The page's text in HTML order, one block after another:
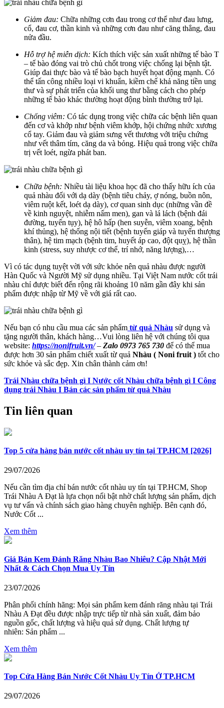
Giảm đau: Chữa những cơn đau trong cơ thể như đau lưng,
cổ, đau cơ, thần kinh và những cơn đau như căng thẳng, đau
nửa đầu.
Hỗ trợ hệ miễn dịch: Kích thích việc sản xuất những tế bào T
– tế bào đóng vai trò chủ chốt trong việc chống lại bệnh tật.
Giúp đai thực bào và tế bào bạch huyết họat động mạnh. Có
thể tấn công nhiều loại vi khuẩn, kiềm chế khả năng tiền ung
thư và sự phát triển của khối ung thư bằng cách cho phép
những tế bào khác thường hoạt động bình thường trở lại.
Chống viêm: Có tác dụng trong việc chữa các bệnh liên quan
đến cơ và khớp như bệnh viêm khớp, hội chứng nhức xương
cổ tay. Giảm đau và giảm sưng vết thương với triệu chứng
như vết thâm tím, căng da và bỏng. Hiệu quả trong việc chữa
trị vết loét, ngừa phát ban.
Chữa bệnh: Nhiều tài liệu khoa học đã cho thấy hữu ích của
quả nhàu đối với dạ dày (bệnh tiêu chảy, ợ nóng, buồn nôn,
viêm ruột kết, loét dạ dày), cơ quan sinh dục (những vần đề
về kinh nguyệt, nhiễm nấm men), gan và lá lách (bệnh đái
đường, tuyến tụy), hệ hô hấp (hen suyễn, viêm xoang, bệnh
khí thủng), hệ thống nội tiết (bệnh tuyến giáp và tuyến thượng
thân), hệ tim mạch (bệnh tim, huyết áp cao, đột quỵ), hệ thần
kinh (stress, suy nhược cơ thể, trí nhớ, năng lượng),…
Vì có tác dụng tuyệt vời với sức khỏe nên quả nhàu được người
Hàn Quốc và Người Mỹ sử dụng nhiều. Tại Việt Nam nước cốt trái
nhàu chỉ được biết đến rộng rãi khoảng 10 năm gần đây khi sản
phẩm được nhập từ Mỹ về với giá rất cao.
Nếu bạn có nhu cầu mua các sản phẩm từ quả Nhàu sử dụng và
tặng người thân, khách hàng…Vui lòng liên hệ với chúng tôi qua
website: https://nonifruit.vn/– Zalo 0973 765 730 để có thể mua
được hơn 30 sản phẩm chiết xuất từ quả Nhàu ( Noni fruit ) tốt cho
sức khỏe và sắc đẹp. Xin chân thành cảm ơn!
Trái Nhàu chữa bệnh gì I Nước cốt Nhàu chữa bệnh gì I Công
dụng trái Nhàu I Bán các sản phẩm từ quả Nhàu
Tin liên quan
Top 5 cửa hàng bán nước cốt nhàu uy tín tại TP.HCM [2026]
29/07/2026
Nếu cần tìm địa chỉ bán nước cốt nhàu uy tín tại TP.HCM, Shop
Trái Nhàu A Đạt là lựa chọn nổi bật nhờ chất lượng sản phẩm, dịch
vụ tư vấn và chính sách giao hàng chuyên nghiệp. Bên cạnh đó,
Nước Cốt ...
Xem thêm
Giá Bán Kem Đánh Răng Nhàu Bao Nhiêu? Cập Nhật Mới
Nhất & Cách Chọn Mua Uy Tín
23/07/2026
Phân phối chính hãng: Mọi sản phẩm kem đánh răng nhàu tại Trái
Nhàu A Đạt đều được nhập trực tiếp từ nhà sản xuất, đảm bảo
nguồn gốc, chất lượng và hiệu quả sử dụng. Chất lượng tự
nhiên: Sản phẩm ...
Xem thêm
Top Cửa Hàng Bán Nước Cốt Nhàu Uy Tín Ở TP.HCM
29/07/2026